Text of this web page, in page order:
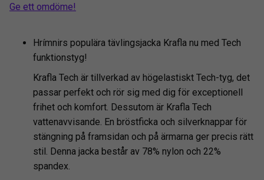
Ge ett omdöme!
Hrímnirs populära tävlingsjacka Krafla nu med Tech
funktionstyg!
Krafla Tech är tillverkad av högelastiskt Tech-tyg, det
passar perfekt och rör sig med dig för exceptionell
frihet och komfort. Dessutom är Krafla Tech
vattenavvisande. En bröstficka och silverknappar för
stängning på framsidan och på ärmarna ger precis rätt
stil. Denna jacka består av 78% nylon och 22%
spandex.